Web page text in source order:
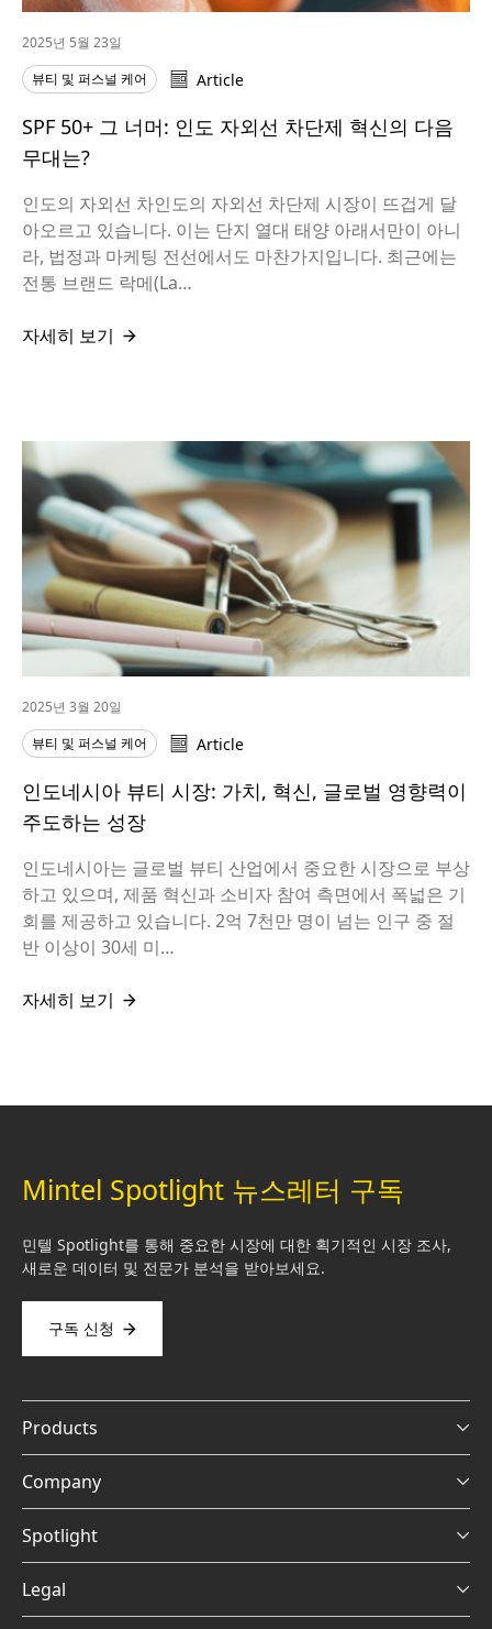
2025년 5월 23일
뷰티 및 퍼스널 케어
Article
SPF 50+ 그 너머: 인도 자외선 차단제 혁신의 다음
무대는?
인도의 자외선 차인도의 자외선 차단제 시장이 뜨겁게 달
아오르고 있습니다. 이는 단지 열대 태양 아래서만이 아니
라, 법정과 마케팅 전선에서도 마찬가지입니다. 최근에는
전통 브랜드 락메(La…
자세히 보기
2025년 3월 20일
뷰티 및 퍼스널 케어
Article
인도네시아 뷰티 시장: 가치, 혁신, 글로벌 영향력이
주도하는 성장
인도네시아는 글로벌 뷰티 산업에서 중요한 시장으로 부상
하고 있으며, 제품 혁신과 소비자 참여 측면에서 폭넓은 기
회를 제공하고 있습니다. 2억 7천만 명이 넘는 인구 중 절
반 이상이 30세 미…
자세히 보기
Mintel Spotlight 뉴스레터 구독
민텔 Spotlight를 통해 중요한 시장에 대한 획기적인 시장 조사,
새로운 데이터 및 전문가 분석을 받아보세요.
구독 신청
Products
Company
Spotlight
Legal